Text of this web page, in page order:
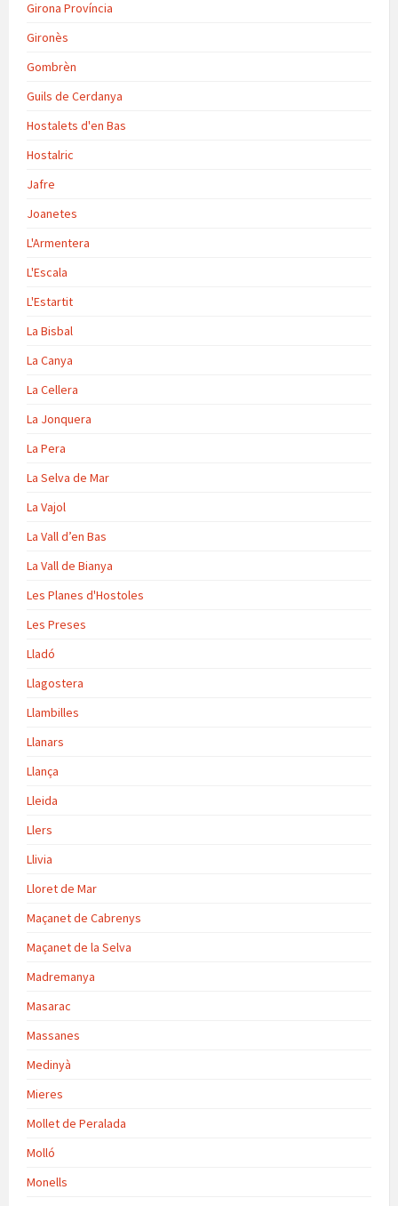
Girona Província
Gironès
Gombrèn
Guils de Cerdanya
Hostalets d'en Bas
Hostalric
Jafre
Joanetes
L'Armentera
L'Escala
L'Estartit
La Bisbal
La Canya
La Cellera
La Jonquera
La Pera
La Selva de Mar
La Vajol
La Vall d’en Bas
La Vall de Bianya
Les Planes d'Hostoles
Les Preses
Lladó
Llagostera
Llambilles
Llanars
Llança
Lleida
Llers
Llivia
Lloret de Mar
Maçanet de Cabrenys
Maçanet de la Selva
Madremanya
Masarac
Massanes
Medinyà
Mieres
Mollet de Peralada
Molló
Monells